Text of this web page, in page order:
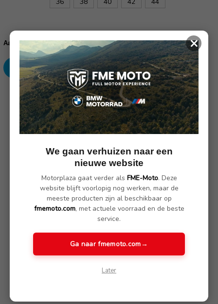
36 38 40 42 44
Huidige
voorraad:
Aantal:
Verhoog
aantallen:
Verlaag
aantallen:
SKU: 11.2370
Omschrijving (Nog geen reviews)
Omschrijving:
De Breno Pro motorbroek is een betrouwbare keuze voor
motorrijders die op zoek zijn naar comfort, duurzaamheid en
goede , degelijke bescherming.
De broek is gemaakt van sterk 450D polyester en is op
belangrijke punten extra versterkt, zoals bij de knieën en het
Dankzij de ribstretch aan de knieën en het zitvlak biedt de
broek veel bewegingsvrijheid en draagcomfort, zelfs tijdens
langere tochten.
De ademende mesh binnenvoering zorgt voor een prettig
×
We gaan verhuizen naar een
nieuwe website
Motorplaza gaat verder als FME-Moto. Deze
website blijft voorlopig nog werken, maar de
meeste producten zijn al beschikbaar op
fmemoto.com, met actuele voorraad en de beste
service.
Ga naar fmemoto.com→
Later